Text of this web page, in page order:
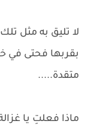
لا تليق به مثل
بقربها فحتى في
متقدة.....
ماذا فعلتِ يا